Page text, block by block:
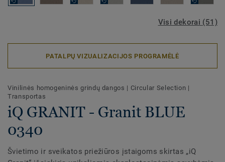
Visi dekorai (51)
PATALPŲ VIZUALIZACIJOS PROGRAMĖLĖ
Vinilinės homogeninės grindų dangos | Circular Selection |
Transportas
iQ GRANIT - Granit BLUE
0340
Švietimo ir sveikatos priežiūros įstaigoms skirtas „iQ